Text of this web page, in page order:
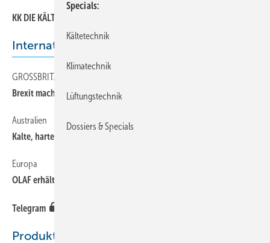
KK DIE KÄLTE + Klimatechnik 05/2023 als PDF
International News
GROSSBRITANNIEN:
Brexit macht eigenen Weg bei F-Gasen möglich
Australien
Kalte, harte Fakten
Europa
OLAF erhält Auszeichnung
Telegram
Produkte
Specials
Kältetechnik
Klimatechnik
Lüftungstechnik
Dossiers & Specials